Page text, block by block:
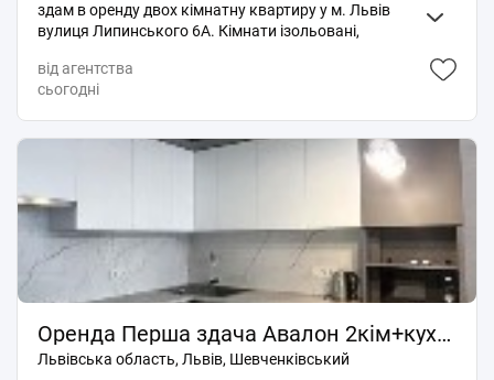
здам в оренду двох кімнатну квартиру у м. Львів
вулиця Липинського 6А. Кімнати ізольовані,
від агентства
сьогодні
Оренда Перша здача Авалон 2кім+кухня студіо новобуд Чорновола
Львівська область, Львів, Шевченківський